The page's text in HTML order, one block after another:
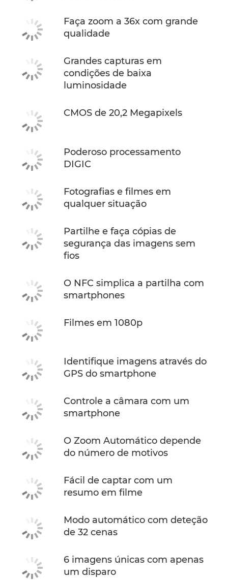
Faça zoom a 36x com grande
qualidade
Grandes capturas em
condições de baixa
luminosidade
CMOS de 20,2 Megapixels
Poderoso processamento
DIGIC
Fotografias e filmes em
qualquer situação
Partilhe e faça cópias de
segurança das imagens sem
fios
O NFC simplica a partilha com
smartphones
Filmes em 1080p
Identifique imagens através do
GPS do smartphone
Controle a câmara com um
smartphone
O Zoom Automático depende
do número de motivos
Fácil de captar com um
resumo em filme
Modo automático com deteção
de 32 cenas
6 imagens únicas com apenas
um disparo